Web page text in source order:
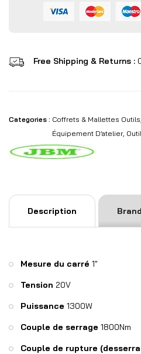
Free Shipping & Returns :
Categories : Coffrets & Mallettes Outils
Équipement D’atelier,
Description Brand
Mesure du carré 1″
Tension 20V
Puissance 1300W
Couple de serrage 1800Nm
Couple de rupture